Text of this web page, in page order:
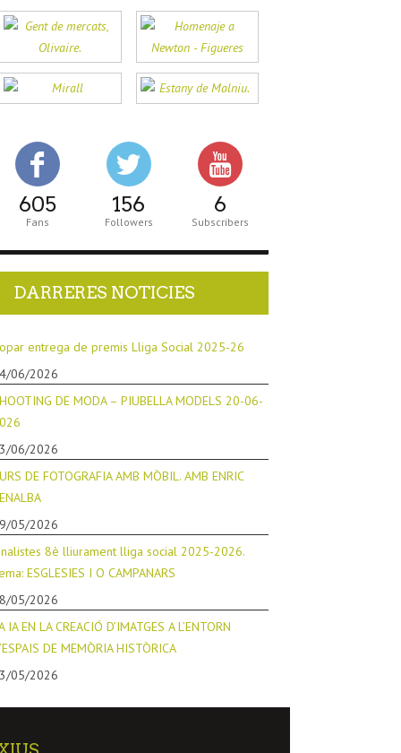
605
Fans
156
Followers
6
Subscribers
DARRERES NOTICIES
entrega de premis Lliga Social 2025-26
06/2026
DE MODA – PIUBELLA MODELS 20-06-
06/2026
DE FOTOGRAFIA AMB MÒBIL. AMB ENRIC
05/2026
8è lliurament lliga social 2025-2026.
ESGLESIES I O CAMPANARS
05/2026
IA EN LA CREACIÓ D’IMATGES A L’ENTORN
DE MEMÒRIA HISTÒRICA
05/2026